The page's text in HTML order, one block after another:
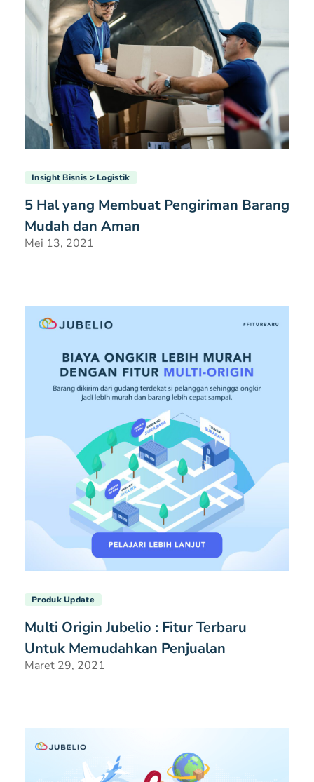
Insight Bisnis Logistik
5 Hal yang Membuat Pengiriman Barang
Mudah dan Aman
Mei 13, 2021
Produk Update
Multi Origin Jubelio : Fitur Terbaru
Untuk Memudahkan Penjualan
Maret 29, 2021